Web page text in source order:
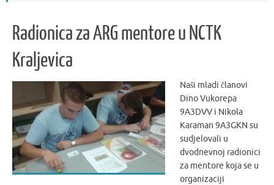
Radionica za ARG mentore u NCTK
Kraljevica
Naši mladi članovi
Dino Vukorepa
9A3DVV i Nikola
Karaman 9A3GKN su
sudjelovali u
dvodnevnoj radionici
za mentore koja se u
organizaciji